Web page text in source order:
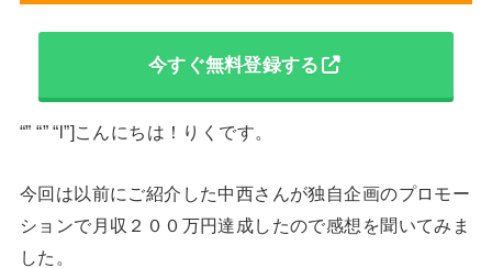
今すぐ無料登録する
“” “” “l”]こんにちは！りくです。
今回は以前にご紹介した中西さんが独自企画のプロモー
ションで月収２００万円達成したので感想を聞いてみま
した。